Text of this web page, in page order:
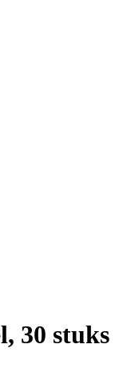
30 stuks